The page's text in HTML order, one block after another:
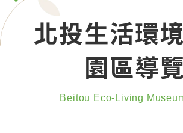
北投生活環
園區導覽
Beitou Eco-Living